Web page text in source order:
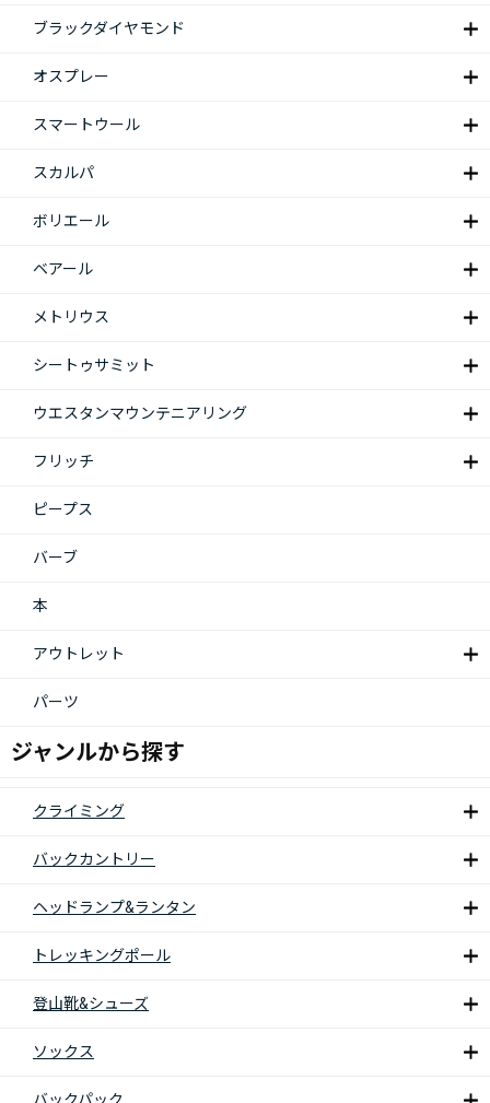
ブラックダイヤモンド
オスプレー
スマートウール
スカルパ
ボリエール
ベアール
メトリウス
シートゥサミット
ウエスタンマウンテニアリング
フリッチ
ピープス
バーブ
本
アウトレット
パーツ
ジャンルから探す
クライミング
バックカントリー
ヘッドランプ&ランタン
トレッキングポール
登山靴&シューズ
ソックス